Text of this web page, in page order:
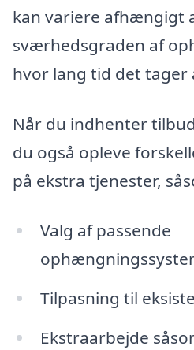
kan variere afhængigt
sværhedsgraden af
hvor lang tid det
Når du indhenter
du også opleve
på ekstra tjenester,
Valg af passende
Tilpasning til
Ekstraarbejde